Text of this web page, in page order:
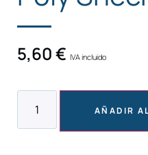
5,60€ IVA incluido
AÑADIR